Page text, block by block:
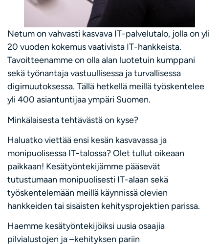
Netum on vahvasti kasvava IT-palvelutalo, jolla on yli
20 vuoden kokemus vaativista IT-hankkeista.
Tavoitteenamme on olla alan luotetuin kumppani
sekä työnantaja vastuullisessa ja turvallisessa
digimuutoksessa. Tällä hetkellä meillä työskentelee
yli 400 asiantuntijaa ympäri Suomen.
Minkälaisesta tehtävästä on kyse?
Haluatko viettää ensi kesän kasvavassa ja
monipuolisessa IT-talossa? Olet tullut oikeaan
paikkaan! Kesätyöntekijämme pääsevät
tutustumaan monipuolisesti IT-alaan sekä
työskentelemään meillä käynnissä olevien
hankkeiden tai sisäisten kehitysprojektien parissa.
Haemme kesätyöntekijöiksi uusia osaajia
pilvialustojen ja –kehityksen pariin